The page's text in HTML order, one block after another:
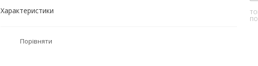
Характеристики
Порівняти